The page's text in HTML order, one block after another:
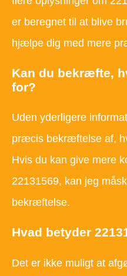
er beregnet til at blive
hjælpe dig med mere
Kan du bekræfte,
for?
Uden yderligere
præcis bekræftelse af,
Hvis du kan give mere
22131569, kan jeg
bekræftelse.
Hvad betyder
Det er ikke muligt at